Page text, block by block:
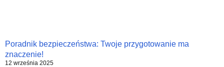
Poradnik bezpieczeństwa: Twoje przygotowanie ma
znaczenie!
12 września 2025